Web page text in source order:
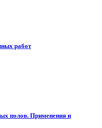
работ
полов. Применения и